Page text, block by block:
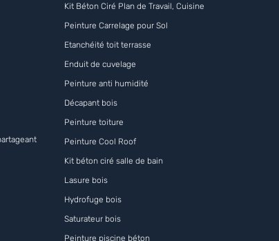
description et
facile à mettre en
Herreros G
Kit Béton Ciré Plan de Travail, Cuisine
Peinture Carrelage pour Sol
Etanchéité toit terrasse
Enduit de cuvelage
Peinture anti humidité
Décapant bois
Peinture toiture
Peinture Cool Roof
Kit béton ciré salle de bain
Lasure bois
Hydrofuge bois
Saturateur bois
Peinture piscine béton